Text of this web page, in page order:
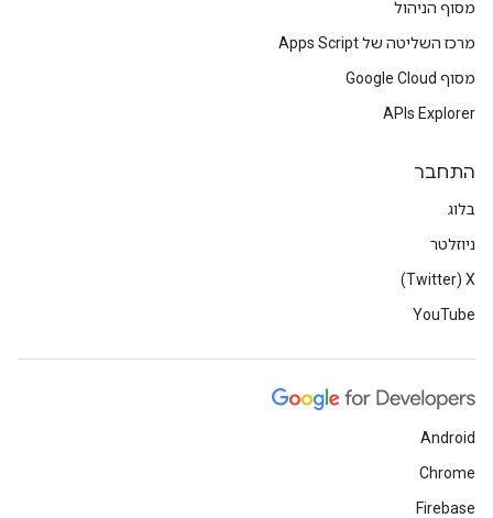
מסוף הניהול
מרכז השליטה של Apps Script
מסוף Google Cloud
APIs Explorer
התחבר
בלוג
ניוזלטר
X‏ (Twitter)
YouTube
Android
Chrome
Firebase